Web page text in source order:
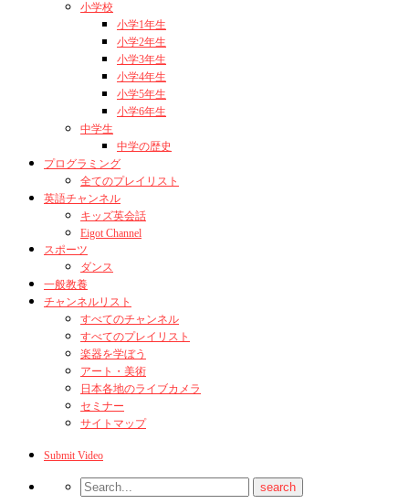
小学校
小学1年生
小学2年生
小学3年生
小学4年生
小学5年生
小学6年生
中学生
中学の歴史
プログラミング
全てのプレイリスト
英語チャンネル
キッズ英会話
Eigot Channel
スポーツ
ダンス
一般教養
チャンネルリスト
すべてのチャンネル
すべてのプレイリスト
楽器を学ぼう
アート・美術
日本各地のライブカメラ
セミナー
サイトマップ
Submit Video